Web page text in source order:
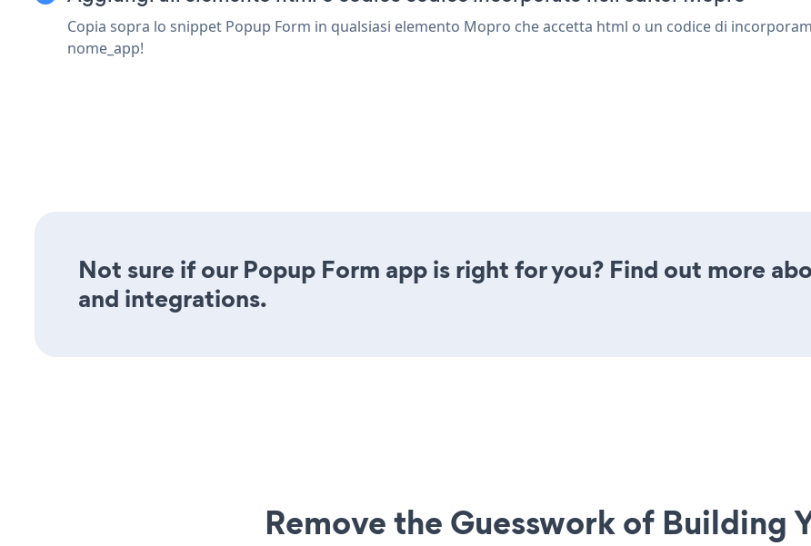
Copia sopra lo snippet Popup Form in qualsiasi elemento Mopro che accetta html o un codice di
nome_app!
Not sure if our Popup Form app is right for you? Find out more
and integrations.
Remove the Guesswork of Building